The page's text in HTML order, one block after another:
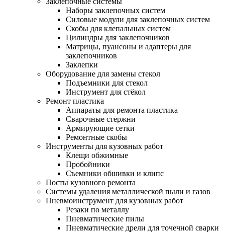
Наборы заклепочных систем
Силовые модули для заклепочных систем
Скобы для клепальных систем
Цилиндры для заклепочников
Матрицы, пуансоны и адаптеры для
заклепочников
Заклепки
Оборудование для замены стекол
Подъемники для стекол
Инструмент для стёкол
Ремонт пластика
Аппараты для ремонта пластика
Сварочные стержни
Армирующие сетки
Ремонтные скобы
Инструменты для кузовных работ
Клещи обжимные
Пробойники
Съемники обшивки и клипс
Посты кузовного ремонта
Системы удаления металлической пыли и газов
Пневмоинструмент для кузовных работ
Резаки по металлу
Пневматические пилы
Пневматические дрели для точечной сварки